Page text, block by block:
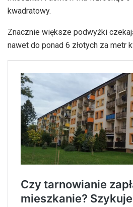
kwadratowy.
Znacznie większe podwyżki
nawet do ponad 6 złotych za metr